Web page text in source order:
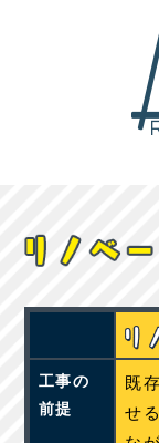
工事の
前提
既
せ